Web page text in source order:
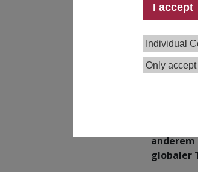
I accept
Individual
Only
anderem
globaler